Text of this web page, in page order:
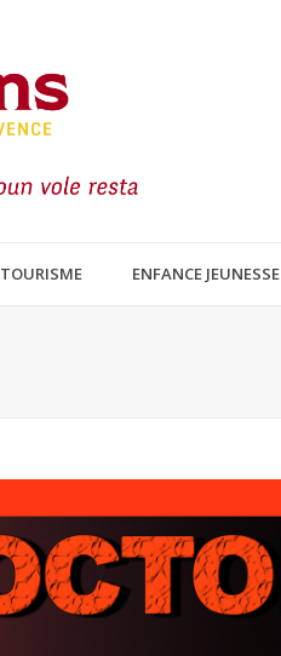
TOURISME ENFANCE JEUNESSE